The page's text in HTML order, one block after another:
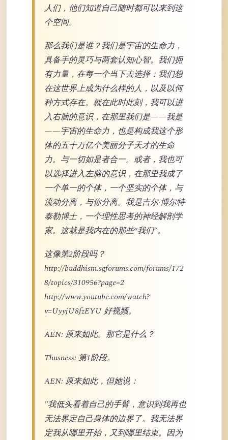
人们，他们知道自己随时都可以来到这
个空间。
那么我们是谁？我们是宇宙的生命力，
具备手的灵巧与两套认知心智。我们拥
有力量，在每一个当下去选择：我们想
在这世界上成为什么样的人，以及以何
种方式存在。就在此时此刻，我可以进
入右脑的意识，在那里我们是——我是
——宇宙的生命力，也是构成我这个形
体的五十万亿个美丽分子天才的生命
力。与一切如是者合一。或者，我也可
以选择进入左脑的意识，在那里我成了
一个单一的个体，一个坚实的个体，与
流动分离，与你分离。我是吉尔·博尔特·
泰勒博士，一个理性思考的神经解剖学
家。这就是我内在的那些“我们”。
这像第2阶段吗？
http://buddhism.sgforums.com/forums/172
8/topics/310956?page=2
http://www.youtube.com/watch?
v=UyyjU8fzEYU 好视频。
AEN: 原来如此。那它是什么？
Thusness: 第1阶段。
AEN: 原来如此，但她说：
"我低头看着自己的手臂，意识到我再也
无法界定自己身体的边界了。我无法界
定我从哪里开始，又到哪里结束。因为